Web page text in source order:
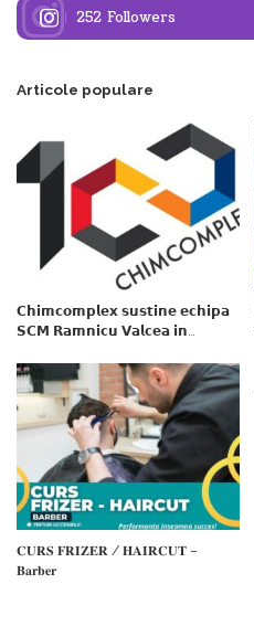
252 Followers
Articole populare
𝗖𝗵𝗶𝗺𝗰𝗼𝗺𝗽𝗹𝗲𝘅 𝘀𝘂𝘀𝘁𝗶𝗻𝗲 𝗲𝗰𝗵𝗶𝗽𝗮
𝗦𝗖𝗠 𝗥𝗮𝗺𝗻𝗶𝗰𝘂 𝗩𝗮𝗹𝗰𝗲𝗮 𝗶𝗻
𝗳𝗶𝗻𝗮𝗻𝘁𝗮𝘁𝗼𝗿
𝐂𝐔𝐑𝐒 𝐅𝐑𝐈𝐙𝐄𝐑 / 𝐇𝐀𝐈𝐑𝐂𝐔𝐓 –
𝐁𝐚𝐫𝐛𝐞𝐫